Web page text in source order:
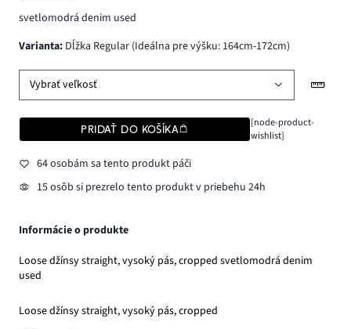
svetlomodrá denim used
varianta: Dĺžka Regular (Ideálna pre výšku: 164cm-172cm)
Vybrať veľkosť
PRIDAŤ DO KOŠÍKA
[node-product-
wishlist]
64 osobám sa tento produkt páči
15 osôb si prezrelo tento produkt v priebehu 24h
Informácie o produkte
Loose džínsy straight, vysoký pás, cropped svetlomodrá denim
used
Loose džínsy straight, vysoký pás, cropped